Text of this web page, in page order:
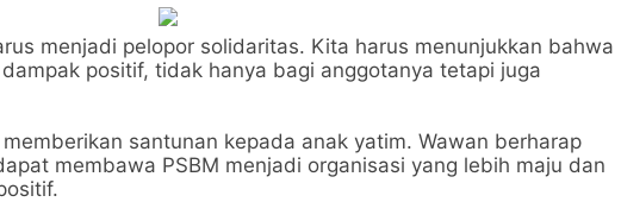
menjadi pelopor solidaritas. Kita harus menunjukkan bahwa
positif, tidak hanya bagi anggotanya tetapi juga
santunan kepada anak yatim. Wawan berharap
membawa PSBM menjadi organisasi yang lebih maju dan